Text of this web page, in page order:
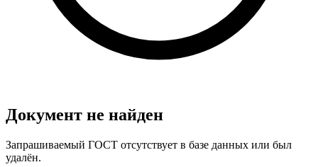
Документ не найден
Запрашиваемый ГОСТ отсутствует в базе данных или был
удалён.